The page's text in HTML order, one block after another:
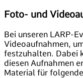
Foto- und
Bei unseren LARP-
Videoaufnahmen,
festzuhalten. Dabei
diesen Aufnahmen
Material für